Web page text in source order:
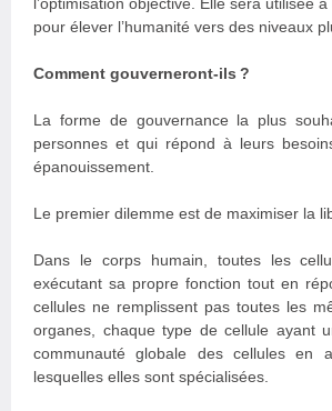
pour élever l’humanité vers des niveaux
Comment gouverneront-ils ?
La forme de gouvernance la plus
personnes et qui répond à leurs
épanouissement.
Le premier dilemme est de maximiser la
Dans le corps humain, toutes les
exécutant sa propre fonction tout en
cellules ne remplissent pas toutes les
organes, chaque type de cellule ayant
communauté globale des cellules en
lesquelles elles sont spécialisées.